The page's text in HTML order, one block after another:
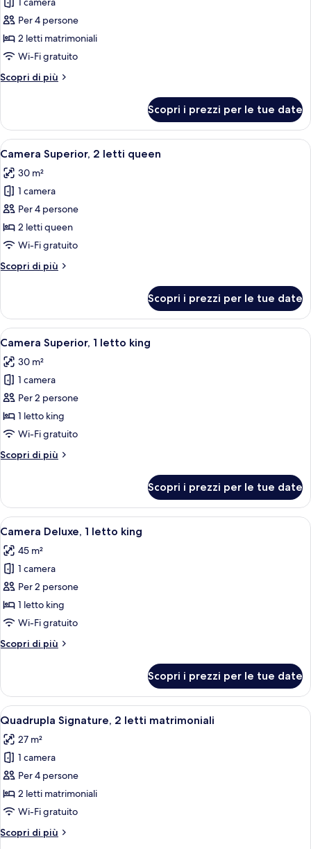
foto
per
Camera
Standard,
letti
Per 4 persone
2 letti matrimoniali
Wi-Fi gratuito
Scopri di più
Altri
Standard,
letti
matrimoniali
Scopri i prezzi per le tue date
Apri
tutte
le
foto
per
Camera
Superior,
letti
Un letto con cuscini bianchi e una
4
Camera Superior, 2 letti queen
30 m²
1 camera
Per 4 persone
2 letti queen
Wi-Fi gratuito
Scopri di più
Altri
Superior,
letti
Scopri i prezzi per le tue date
Apri
tutte
le
foto
per
Camera
Superior,
letto
Una camera d'albergo con un letto,
5
Camera Superior, 1 letto king
30 m²
1 camera
Per 2 persone
1 letto king
Wi-Fi gratuito
Scopri di più
Altri
Superior,
letto
Scopri i prezzi per le tue date
Apri
tutte
le
foto
per
Camera
Deluxe,
letto
Una camera d'hotel con un letto
4
Camera Deluxe, 1 letto king
45 m²
1 camera
Per 2 persone
1 letto king
Wi-Fi gratuito
Scopri di più
Altri
Deluxe,
letto
Scopri i prezzi per le tue date
Apri
tutte
le
foto
per
Quadrupla
Signature,
letti
Camera d'albergo con due letti, una
7
Quadrupla Signature, 2 letti matrimoniali
27 m²
1 camera
Per 4 persone
2 letti matrimoniali
Wi-Fi gratuito
Scopri di più
Altri